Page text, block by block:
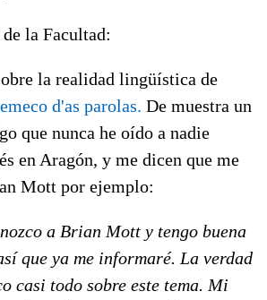
la Facultad:
la realidad lingüística de
d'as parolas. De muestra un
que nunca he oído a nadie
en Aragón, y me dicen que me
Mott por ejemplo:
a Brian Mott y tengo buena
que ya me informaré. La verdad
casi todo sobre este tema. Mi